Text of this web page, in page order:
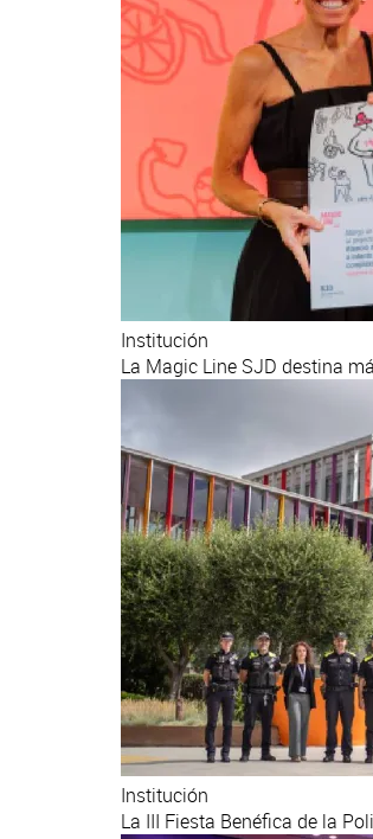
Institución
La Magic Line SJD destina
Institución
La III Fiesta Benéfica de la